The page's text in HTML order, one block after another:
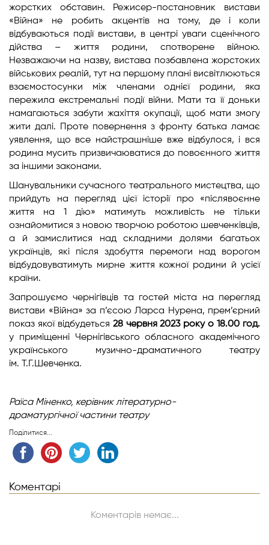
жорстких обставин. Режисер-постановник вистави
«Війна» не робить акцентів на тому, де і коли
відбуваються події вистави, в центрі уваги сценічного
дійства – життя родини, спотворене війною.
Незважаючи на назву, вистава позбавлена жорстоких
військових реалій, тут на першому плані висвітлюються
взаємостосунки між членами однієї родини, яка
пережила екстремальні події війни. Мати та її доньки
намагаються забути жахіття окупації, щоб мати змогу
жити далі. Проте повернення з фронту батька ламає
уявлення, що все найстрашніше вже відбулося, і вся
родина мусить призвичаюватися до повоєнного життя
за іншими законами.
Шанувальники сучасного театрального мистецтва, що
прийдуть на перегляд цієї історії про «післявоєнне
життя на 1 дію» матимуть можливість не тільки
ознайомитися з новою творчою роботою шевченківців,
а й замислитися над складними долями багатьох
українців, які після здобуття перемоги над ворогом
відбудовуватимуть мирне життя кожної родини й усієї
країни.
Запрошуємо чернігівців та гостей міста на перегляд
вистави «Війна» за п’єсою Ларса Нурена, прем’єрний
показ якої відбудеться 28 червня 2023 року о 18.00 год.
у приміщенні Чернігівського обласного академічного
українського музично-драматичного театру
ім. Т.Г.Шевченка.
Раїса Міненко, керівник літературно-
драматургічноїчастини театру
Поділитися...
Коментарі
Коментарів немає...